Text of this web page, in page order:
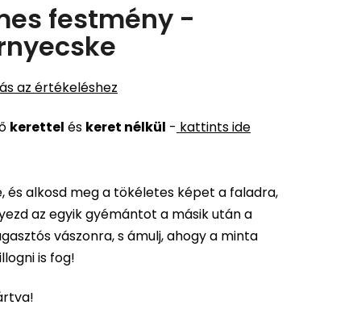
festmény -
az értékeléshez
kerettel és keret nélkül - kattints ide
és alkosd meg a tökéletes képet a faladra,
az egyik gyémántot a másik után a
vászonra, s ámulj, ahogy a minta
is fog!